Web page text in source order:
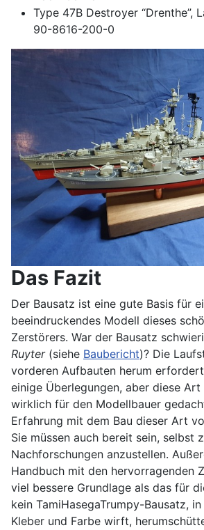
Type 47B Destroyer “Drenthe”,
90-8616-200-0
Das Fazit
Der Bausatz ist eine gute Basis für
beeindruckendes Modell dieses
Zerstörers. War der Bausatz
Ruyter (siehe Baubericht)? Die
vorderen Aufbauten herum
einige Überlegungen, aber diese
wirklich für den Modellbauer
Erfahrung mit dem Bau dieser Art
Sie müssen auch bereit sein, selbst
Nachforschungen anzustellen.
Handbuch mit den hervorragenden
viel bessere Grundlage als das für
kein TamiHasegaTrumpy-Bausatz,
Kleber und Farbe wirft,